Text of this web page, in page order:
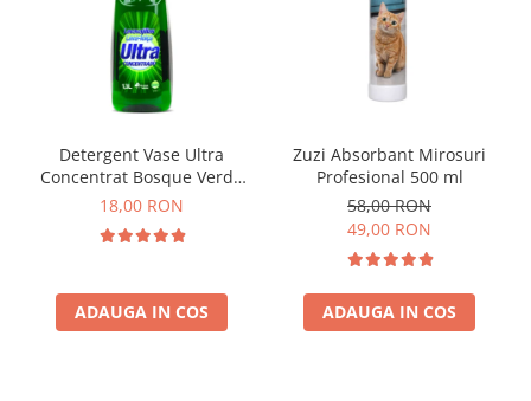
Detergent Vase Ultra
Concentrat Bosque Verde
Spania 1.3L
18,00 RON
ADAUGA IN COS
Zuzi Absorbant Mirosuri
Profesional 500 ml
58,00 RON
49,00 RON
ADAUGA IN COS